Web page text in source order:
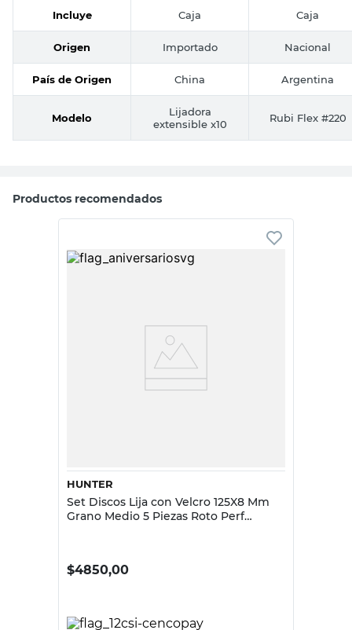
Incluye Caja Caja
Origen Importado Nacional
País de Origen China Argentina
Modelo
Lijadora
extensible x10
Rubi Flex #220
Productos recomendados
HUNTER
Set Discos Lija con Velcro 125X8 Mm
Grano Medio 5 Piezas Roto Perf
$4850,00